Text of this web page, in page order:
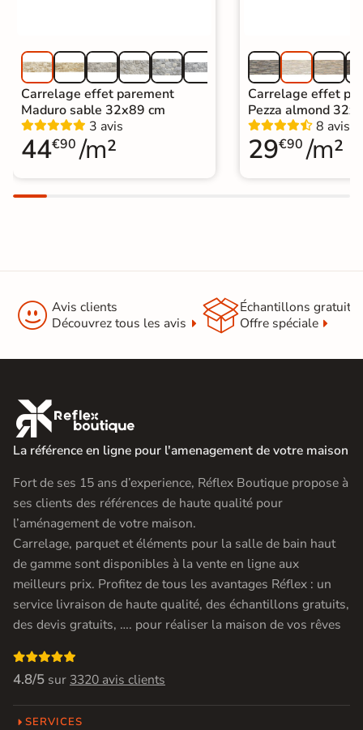
Carrelage effet parement
Maduro sable 32x89 cm
3 avis
44€90 /m²
Carrelage effet
Pezza almond
8 avis
29€90 /m²
 Avis clients
Découvrez tous les avis
Échantillons gratuit
Offre spéciale

La référence en ligne pour l'amenagement de votre maison
Fort de ses 15 ans d’experience, Réflex Boutique propose à
ses clients des références de haute qualité pour
l’aménagement de votre maison.
Carrelage, parquet et éléments pour la salle de bain haut
de gamme sont disponibles à la vente en ligne aux
meilleurs prix. Profitez de tous les avantages Réflex : un
service livraison de haute qualité, des échantillons gratuits,
des devis gratuits, …. pour réaliser la maison de vos rêves

4.8/5 sur 3320 avis clients
SERVICES